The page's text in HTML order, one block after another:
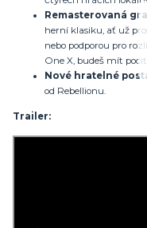
Remasterovaná
herní klasiku, ať už
nebo podporou pro
One X, budeš mít
Nové hratelné
od Rebellionu.
Trailer: